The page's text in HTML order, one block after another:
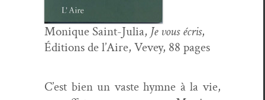
Monique Saint-Julia, Je vous écris,
Édi­tions de l’Aire, Vevey, 88 pages
C’est bien un vaste hymne à la vie,